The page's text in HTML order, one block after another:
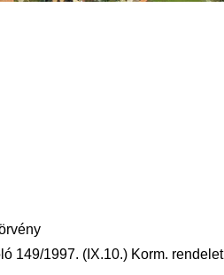
149/1997. (IX.10.) Korm. rendelet